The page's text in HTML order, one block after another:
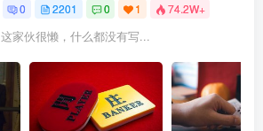
0 2201 0 1 74.2W+
这家伙很懒，什么都没有写...